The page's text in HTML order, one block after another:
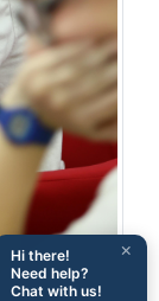
×
Hi there!
Need help?
Chat with us!